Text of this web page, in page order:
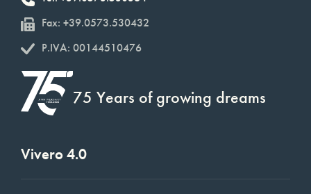
Fax: +39.0573.530432
P.IVA: 00144510476
75 Years of growing dreams
Vivero 4.0